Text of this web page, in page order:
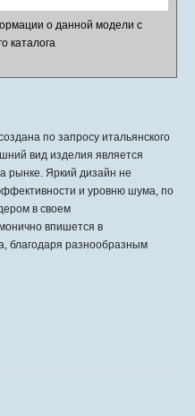
о данной модели с
каталога
по запросу итальянского
вид изделия является
рынке. Яркий дизайн не
и уровню шума, по
в своем
впишется в
благодаря разнообразным